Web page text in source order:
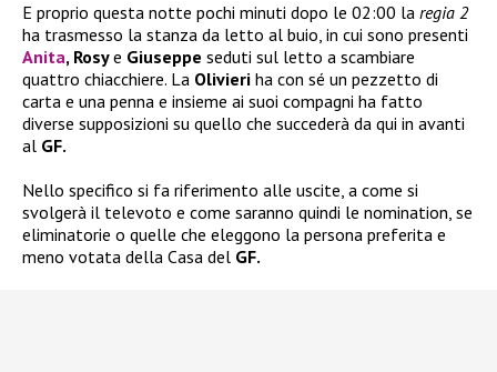
E proprio questa notte pochi minuti dopo le 02:00 la regia 2
ha trasmesso la stanza da letto al buio, in cui sono presenti
Anita, Rosye Giuseppe seduti sul letto a scambiare
quattro chiacchiere. La Olivieri ha con sé un pezzetto di
carta e una penna e insieme ai suoi compagni ha fatto
diverse supposizioni su quello che succederà da qui in avanti
al GF.
Nello specifico si fa riferimento alle uscite, a come si
svolgerà il televoto e come saranno quindi le nomination, se
eliminatorie o quelle che eleggono la persona preferita e
meno votata della Casa del GF.